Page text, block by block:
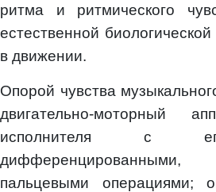
ритма и ритмического
естественной
в движении.
Опорой чувства
двигательно-моторный
исполнителя с
пальцевыми операциями;